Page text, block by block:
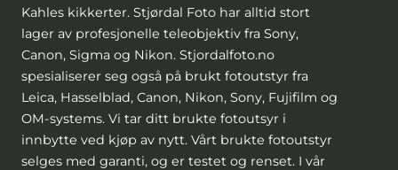
Kahles kikkerter. Stjørdal Foto har alltid stort
lager av profesjonelle teleobjektiv fra Sony,
Canon, Sigma og Nikon. Stjordalfoto.no
spesialiserer seg også på brukt fotoutstyr fra
Leica, Hasselblad, Canon, Nikon, Sony, Fujifilm og
OM-systems. Vi tar ditt brukte fotoutsyr i
innbytte ved kjøp av nytt. Vårt brukte fotoutstyr
selges med garanti, og er testet og renset. I vår